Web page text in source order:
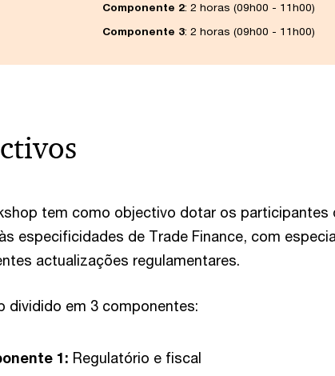
Componente 2: 2 horas (09h00 - 11h00)
Componente 3: 2 horas (09h00 - 11h00)
tem como objectivo dotar os participantes
especificidades de Trade Finance, com
actualizações regulamentares.
dividido em 3 componentes:
1: Regulatório e fiscal